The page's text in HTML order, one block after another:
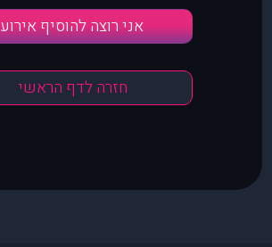
אני רוצה להוסיף אירוע
חזרה לדף הראשי